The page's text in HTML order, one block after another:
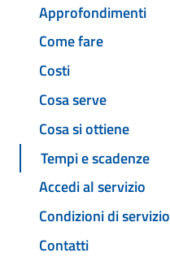
Approfondimenti
Come fare
Costi
Cosa serve
Cosa si ottiene
Tempi e scadenze
Accedi al servizio
Condizioni di servizio
Contatti